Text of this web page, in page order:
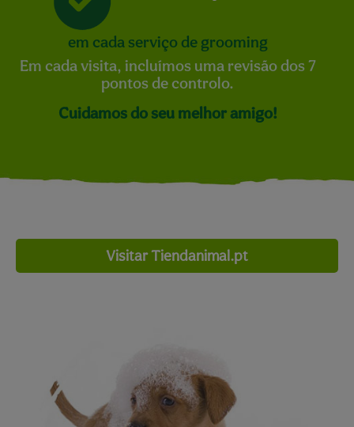
em cada serviço de grooming
Em cada visita, incluímos uma revisão dos 7
pontos de controlo.
Cuidamos do seu melhor amigo!
Visitar Tiendanimal.pt